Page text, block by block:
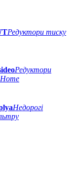
Редуктори тиску
Редуктори
Недорогі